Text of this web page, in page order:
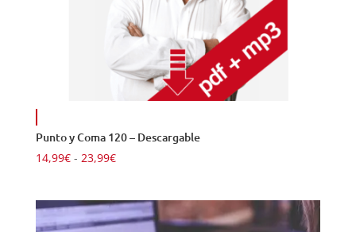
Punto y Coma 120 – Descargable
14,99€ - 23,99€Rango
desde